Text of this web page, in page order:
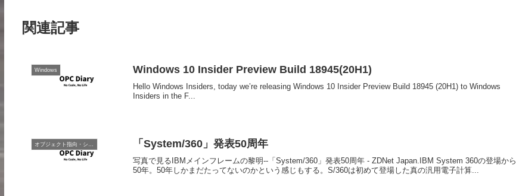
関連記事
Windows Windows 10 Insider Preview Build 18945(20H1)
Hello Windows Insiders, today we’re releasing Windows 10 Insider Preview Build 18945 (20H1) to Windows
Insiders in the F...
「System/360」発表50周年
写真で見るIBMメインフレームの黎明--「System/360」発表50周年 - ZDNet Japan.IBM System 360の登場から
50年。50年しかまだたってないのかという感じもする。S/360は初めて登場した真の汎用電子計算...